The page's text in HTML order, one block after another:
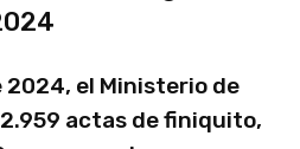
2024, el Ministerio de
actas de finiquito,